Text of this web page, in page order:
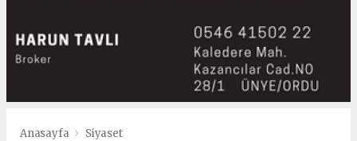
Anasayfa Siyaset